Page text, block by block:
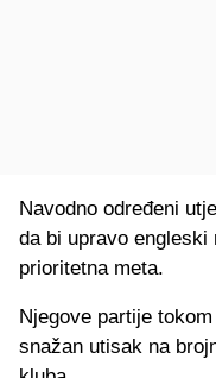
Navodno određeni
da bi upravo
prioritetna meta.
Njegove partije
snažan utisak na